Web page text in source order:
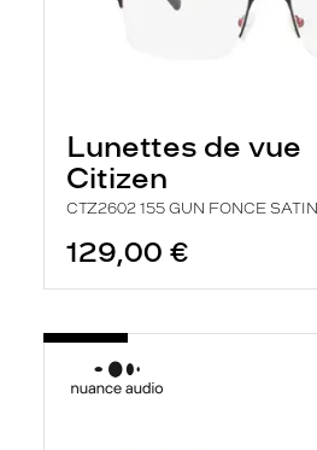
Lunettes de vue
Citizen
CTZ2602 155 GUN FONCE SATIN
129,00 €